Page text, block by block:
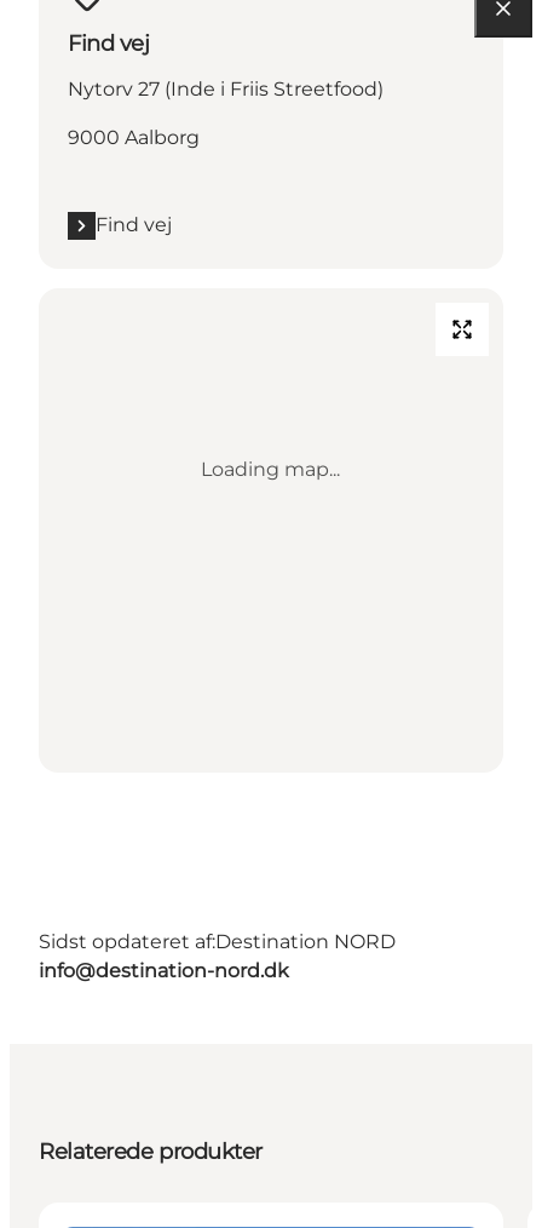
Find vej
Nytorv 27 (Inde i Friis Streetfood)
9000 Aalborg
Find vej
Loading map...
Sidst opdateret af:Destination NORD
info@destination-nord.dk
Relaterede produkter